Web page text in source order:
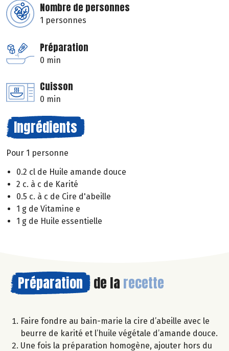
Nombre de personnes
1 personnes
Préparation
0 min
Cuisson
0 min
Ingrédients
Pour 1 personne
0.2 cl de Huile amande douce
2 c. à c de Karité
0.5 c. à c de Cire d'abeille
1 g de Vitamine e
1 g de Huile essentielle
Préparation de la recette
Faire fondre au bain-marie la cire d’abeille avec le
beurre de karité et l’huile végétale d’amande douce.
Une fois la préparation homogène, ajouter hors du